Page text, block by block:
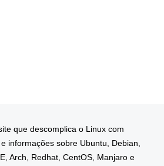
que descomplica o Linux com
informações sobre Ubuntu, Debian,
Arch, Redhat, CentOS, Manjaro e